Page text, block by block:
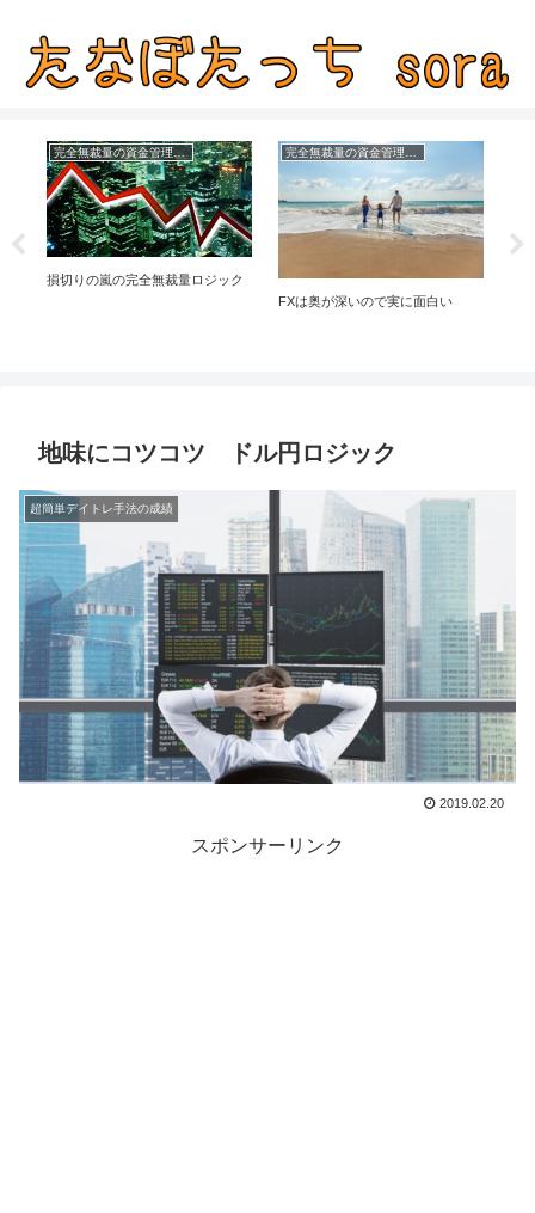
完全無裁量の資金管理FX
損切りの嵐の完全無裁量ロジック
FXは奥が深いので実に面白い
地味にコツコツ ドル円ロジック
超簡単デイトレ手法の成績
2019.02.20
スポンサーリンク